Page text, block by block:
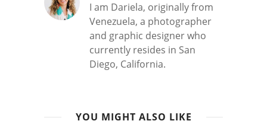
I am Dariela, originally from
Venezuela, a photographer
and graphic designer who
currently resides in San
Diego, California.
YOU MIGHT ALSO LIKE